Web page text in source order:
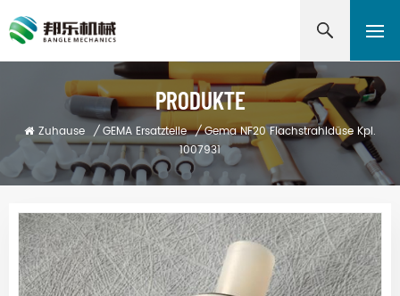
PRODUKTE
Zuhause / GEMA Ersatzteile / Gema NF20 Flachstrahldüse Kpl.
1007931